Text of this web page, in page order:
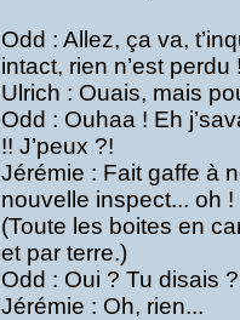
Odd : Allez, ça va,
intact, rien n’est perdu
Ulrich : Ouais, mais
Odd : Ouhaa ! Eh
!! J’peux ?!
Jérémie : Fait gaffe à
nouvelle inspect... oh !
(Toute les boites en
et par terre.)
Odd : Oui ? Tu disais ?
Jérémie : Oh, rien...